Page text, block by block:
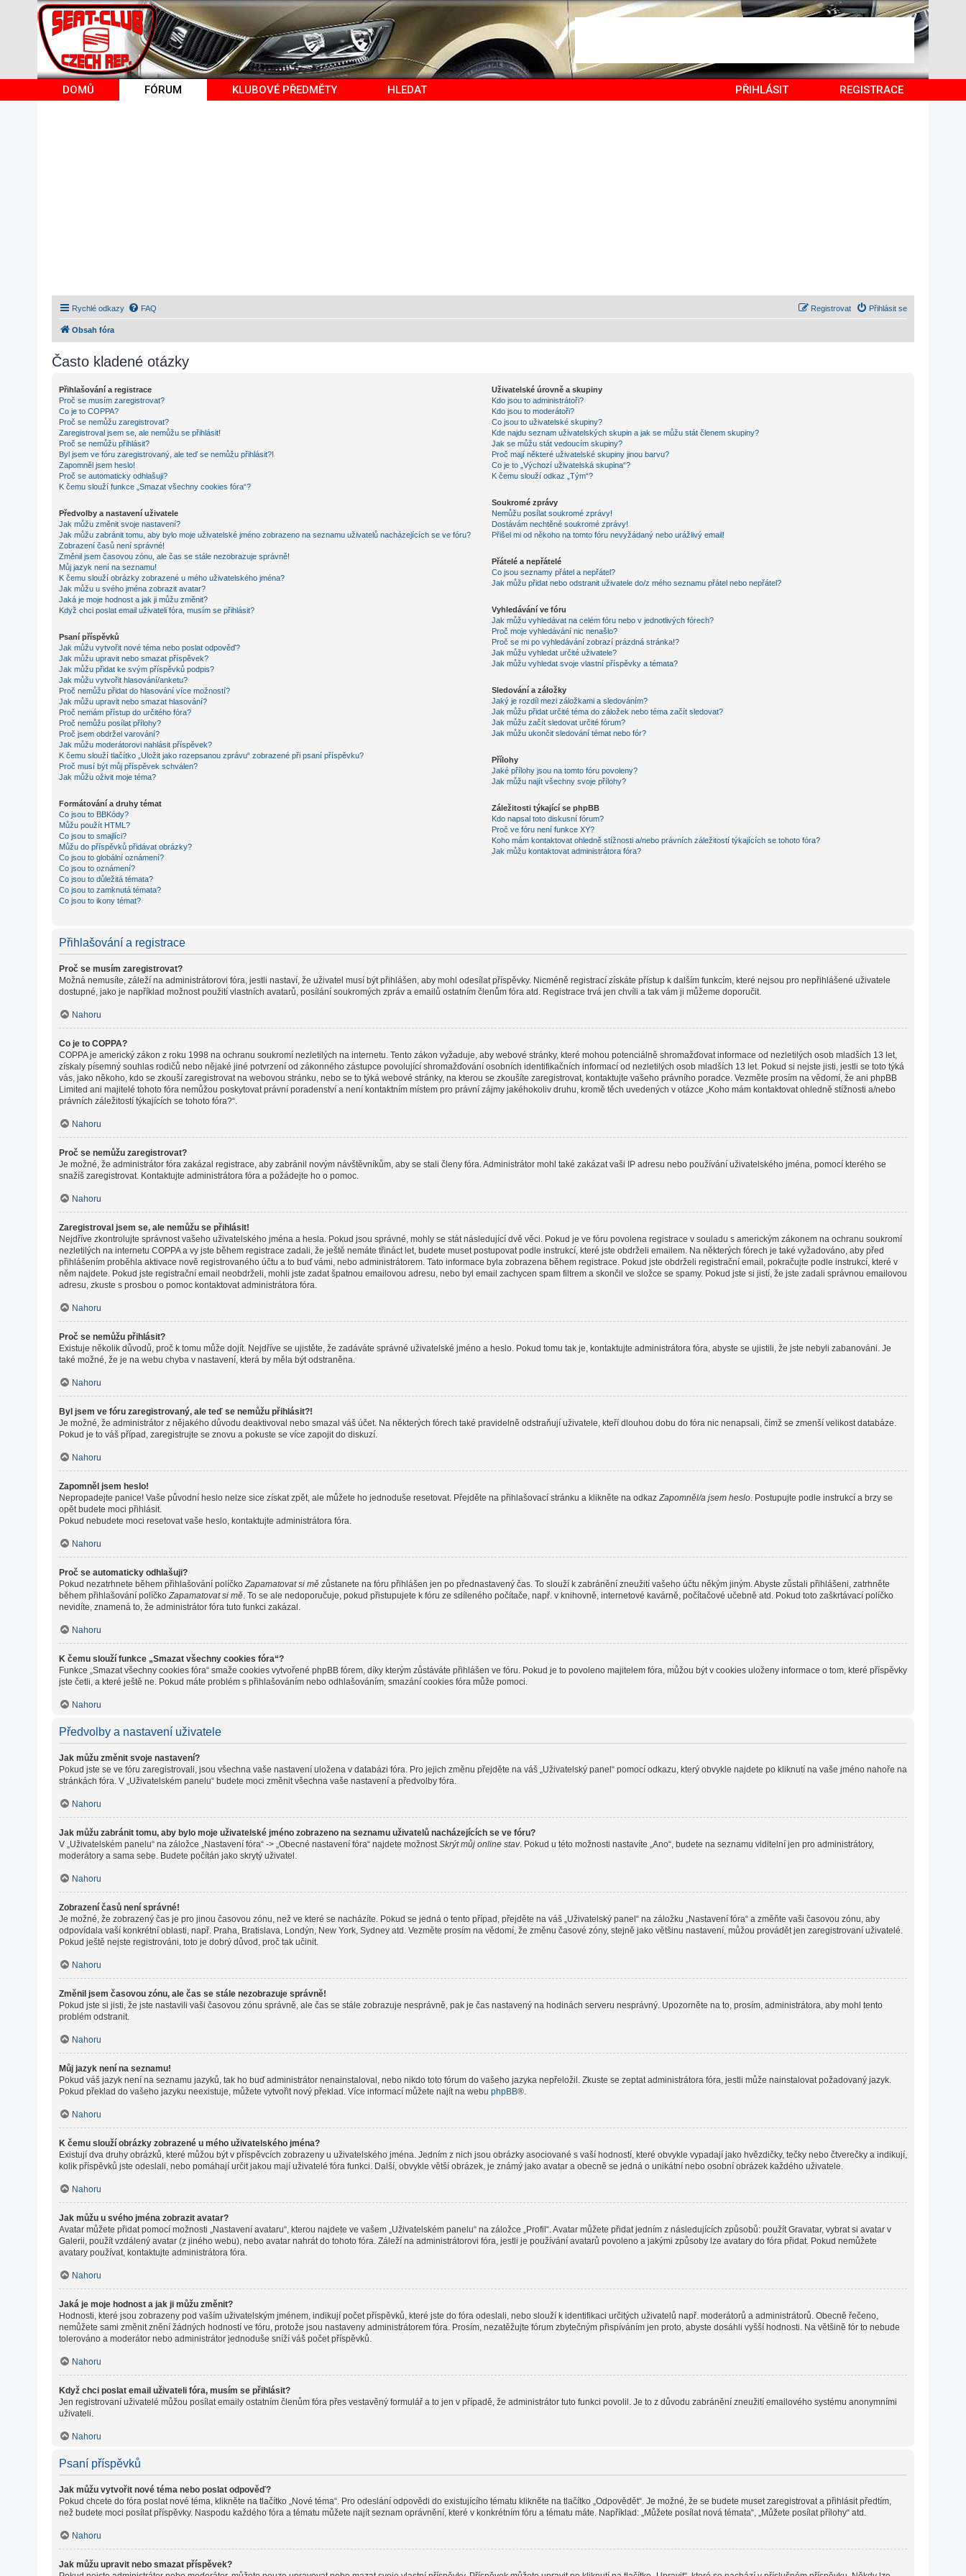
DOMŮ FÓRUM KLUBOVÉ PŘEDMĚTY HLEDAT PŘIHLÁSIT REGISTRACE
Rychlé odkazy FAQ Přihlásit se
Registrovat
Obsah fóra
Často kladené otázky
Přihlašování a registrace
Proč se musím zaregistrovat?
Co je to COPPA?
Proč se nemůžu zaregistrovat?
Zaregistroval jsem se, ale nemůžu se přihlásit!
Proč se nemůžu přihlásit?
Byl jsem ve fóru zaregistrovaný, ale teď se nemůžu přihlásit?!
Zapomněl jsem heslo!
Proč se automaticky odhlašuji?
K čemu slouží funkce „Smazat všechny cookies fóra“?
Předvolby a nastavení uživatele
Jak můžu změnit svoje nastavení?
Jak můžu zabránit tomu, aby bylo moje uživatelské jméno zobrazeno na seznamu uživatelů nacházejících se ve fóru?
Zobrazení časů není správné!
Změnil jsem časovou zónu, ale čas se stále nezobrazuje správně!
Můj jazyk není na seznamu!
K čemu slouží obrázky zobrazené u mého uživatelského jména?
Jak můžu u svého jména zobrazit avatar?
Jaká je moje hodnost a jak ji můžu změnit?
Když chci poslat email uživateli fóra, musím se přihlásit?
Psaní příspěvků
Jak můžu vytvořit nové téma nebo poslat odpověď?
Jak můžu upravit nebo smazat příspěvek?
Jak můžu přidat ke svým příspěvků podpis?
Jak můžu vytvořit hlasování/anketu?
Proč nemůžu přidat do hlasování více možností?
Jak můžu upravit nebo smazat hlasování?
Proč nemám přístup do určitého fóra?
Proč nemůžu posílat přílohy?
Proč jsem obdržel varování?
Jak můžu moderátorovi nahlásit příspěvek?
K čemu slouží tlačítko „Uložit jako rozepsanou zprávu“ zobrazené při psaní příspěvku?
Proč musí být můj příspěvek schválen?
Jak můžu oživit moje téma?
Formátování a druhy témat
Co jsou to BBKódy?
Můžu použít HTML?
Co jsou to smajlíci?
Můžu do příspěvků přidávat obrázky?
Co jsou to globální oznámení?
Co jsou to oznámení?
Co jsou to důležitá témata?
Co jsou to zamknutá témata?
Co jsou to ikony témat?
Uživatelské úrovně a skupiny
Kdo jsou to administrátoři?
Kdo jsou to moderátoři?
Co jsou to uživatelské skupiny?
Kde najdu seznam uživatelských skupin a jak se můžu stát členem skupiny?
Jak se můžu stát vedoucím skupiny?
Proč mají některé uživatelské skupiny jinou barvu?
Co je to „Výchozí uživatelská skupina“?
K čemu slouží odkaz „Tým“?
Soukromé zprávy
Nemůžu posílat soukromé zprávy!
Dostávám nechtěné soukromé zprávy!
Přišel mi od někoho na tomto fóru nevyžádaný nebo urážlivý email!
Přátelé a nepřátelé
Co jsou seznamy přátel a nepřátel?
Jak můžu přidat nebo odstranit uživatele do/z mého seznamu přátel nebo nepřátel?
Vyhledávání ve fóru
Jak můžu vyhledávat na celém fóru nebo v jednotlivých fórech?
Proč moje vyhledávání nic nenašlo?
Proč se mi po vyhledávání zobrazí prázdná stránka!?
Jak můžu vyhledat určité uživatele?
Jak můžu vyhledat svoje vlastní příspěvky a témata?
Sledování a záložky
Jaký je rozdíl mezi záložkami a sledováním?
Jak můžu přidat určité téma do záložek nebo téma začít sledovat?
Jak můžu začít sledovat určité fórum?
Jak můžu ukončit sledování témat nebo fór?
Přílohy
Jaké přílohy jsou na tomto fóru povoleny?
Jak můžu najít všechny svoje přílohy?
Záležitosti týkající se phpBB
Kdo napsal toto diskusní fórum?
Proč ve fóru není funkce XY?
Koho mám kontaktovat ohledně stížnosti a/nebo právních záležitostí týkajících se tohoto fóra?
Jak můžu kontaktovat administrátora fóra?
Přihlašování a registrace
Proč se musím zaregistrovat?
Možná nemusíte, záleží na administrátorovi fóra, jestli nastaví, že uživatel musí být přihlášen, aby mohl odesílat příspěvky. Nicméně registrací získáte přístup k dalším funkcím, které nejsou pro nepřihlášené uživatele
dostupné, jako je například možnost použití vlastních avatarů, posílání soukromých zpráv a emailů ostatním členům fóra atd. Registrace trvá jen chvíli a tak vám ji můžeme doporučit.
Nahoru
Co je to COPPA?
COPPA je americký zákon z roku 1998 na ochranu soukromí nezletilých na internetu. Tento zákon vyžaduje, aby webové stránky, které mohou potenciálně shromažďovat informace od nezletilých osob mladších 13 let,
získaly písemný souhlas rodičů nebo nějaké jiné potvrzení od zákonného zástupce povolující shromažďování osobních identifikačních informací od nezletilých osob mladších 13 let. Pokud si nejste jisti, jestli se toto týká
vás, jako někoho, kdo se zkouší zaregistrovat na webovou stránku, nebo se to týká webové stránky, na kterou se zkoušíte zaregistrovat, kontaktujte vašeho právního poradce. Vezměte prosím na vědomí, že ani phpBB
Limited ani majitelé tohoto fóra nemůžou poskytovat právní poradenství a není kontaktním místem pro právní zájmy jakéhokoliv druhu, kromě těch uvedených v otázce „Koho mám kontaktovat ohledně stížnosti a/nebo
právních záležitostí týkajících se tohoto fóra?“.
Nahoru
Proč se nemůžu zaregistrovat?
Je možné, že administrátor fóra zakázal registrace, aby zabránil novým návštěvníkům, aby se stali členy fóra. Administrátor mohl také zakázat vaši IP adresu nebo používání uživatelského jména, pomocí kterého se
snažíš zaregistrovat. Kontaktujte administrátora fóra a požádejte ho o pomoc.
Nahoru
Zaregistroval jsem se, ale nemůžu se přihlásit!
Nejdříve zkontrolujte správnost vašeho uživatelského jména a hesla. Pokud jsou správné, mohly se stát následující dvě věci. Pokud je ve fóru povolena registrace v souladu s americkým zákonem na ochranu soukromí
nezletilých na internetu COPPA a vy jste během registrace zadali, že ještě nemáte třináct let, budete muset postupovat podle instrukcí, které jste obdrželi emailem. Na některých fórech je také vyžadováno, aby před
přihlášením proběhla aktivace nově registrovaného účtu a to buď vámi, nebo administrátorem. Tato informace byla zobrazena během registrace. Pokud jste obdrželi registrační email, pokračujte podle instrukcí, které v
něm najdete. Pokud jste registrační email neobdrželi, mohli jste zadat špatnou emailovou adresu, nebo byl email zachycen spam filtrem a skončil ve složce se spamy. Pokud jste si jistí, že jste zadali správnou emailovou
adresu, zkuste s prosbou o pomoc kontaktovat administrátora fóra.
Nahoru
Proč se nemůžu přihlásit?
Existuje několik důvodů, proč k tomu může dojít. Nejdříve se ujistěte, že zadáváte správné uživatelské jméno a heslo. Pokud tomu tak je, kontaktujte administrátora fóra, abyste se ujistili, že jste nebyli zabanováni. Je
také možné, že je na webu chyba v nastavení, která by měla být odstraněna.
Nahoru
Byl jsem ve fóru zaregistrovaný, ale teď se nemůžu přihlásit?!
Je možné, že administrátor z nějakého důvodu deaktivoval nebo smazal váš účet. Na některých fórech také pravidelně odstraňují uživatele, kteří dlouhou dobu do fóra nic nenapsali, čímž se zmenší velikost databáze.
Pokud je to váš případ, zaregistrujte se znovu a pokuste se více zapojit do diskuzí.
Nahoru
Zapomněl jsem heslo!
Nepropadejte panice! Vaše původní heslo nelze sice získat zpět, ale můžete ho jednoduše resetovat. Přejděte na přihlašovací stránku a klikněte na odkazZapomněl/a jsem heslo. Postupujte podle instrukcí a brzy se
opět budete moci přihlásit.
Pokud nebudete moci resetovat vaše heslo, kontaktujte administrátora fóra.
Nahoru
Proč se automaticky odhlašuji?
Pokud nezatrhnete během přihlašování políčkoZapamatovat si mě zůstanete na fóru přihlášen jen po přednastavený čas. To slouží k zabránění zneužití vašeho účtu někým jiným. Abyste zůstali přihlášeni, zatrhněte
během přihlašování políčkoZapamatovat si mě. To se ale nedoporučuje, pokud přistupujete k fóru ze sdíleného počítače, např. v knihovně, internetové kavárně, počítačové učebně atd. Pokud toto zaškrtávací políčko
nevidíte, znamená to, že administrátor fóra tuto funkci zakázal.
Nahoru
K čemu slouží funkce „Smazat všechny cookies fóra“?
Funkce „Smazat všechny cookies fóra“ smaže cookies vytvořené phpBB fórem, díky kterým zůstáváte přihlášen ve fóru. Pokud je to povoleno majitelem fóra, můžou být v cookies uloženy informace o tom, které příspěvky
jste četli, a které ještě ne. Pokud máte problém s přihlašováním nebo odhlašováním, smazání cookies fóra může pomoci.
Nahoru
Předvolby a nastavení uživatele
Jak můžu změnit svoje nastavení?
Pokud jste se ve fóru zaregistrovali, jsou všechna vaše nastavení uložena v databázi fóra. Pro jejich změnu přejděte na váš „Uživatelský panel“ pomocí odkazu, který obvykle najdete po kliknutí na vaše jméno nahoře na
stránkách fóra. V „Uživatelském panelu“ budete moci změnit všechna vaše nastavení a předvolby fóra.
Nahoru
Jak můžu zabránit tomu, aby bylo moje uživatelské jméno zobrazeno na seznamu uživatelů nacházejících se ve fóru?
V „Uživatelském panelu“ na záložce „Nastavení fóra“ -> „Obecné nastavení fóra“ najdete možnostSkrýt můj online stav. Pokud u této možnosti nastavíte „Ano“, budete na seznamu viditelní jen pro administrátory,
moderátory a sama sebe. Budete počítán jako skrytý uživatel.
Nahoru
Zobrazení časů není správné!
Je možné, že zobrazený čas je pro jinou časovou zónu, než ve které se nacházíte. Pokud se jedná o tento případ, přejděte na váš „Uživatelský panel“ na záložku „Nastavení fóra“ a změňte vaši časovou zónu, aby
odpovídala vaší konkrétní oblasti, např. Praha, Bratislava, Londýn, New York, Sydney atd. Vezměte prosím na vědomí, že změnu časové zóny, stejně jako většinu nastavení, můžou provádět jen zaregistrovaní uživatelé.
Pokud ještě nejste registrováni, toto je dobrý důvod, proč tak učinit.
Nahoru
Změnil jsem časovou zónu, ale čas se stále nezobrazuje správně!
Pokud jste si jisti, že jste nastavili vaši časovou zónu správně, ale čas se stále zobrazuje nesprávně, pak je čas nastavený na hodinách serveru nesprávný. Upozorněte na to, prosím, administrátora, aby mohl tento
problém odstranit.
Nahoru
Můj jazyk není na seznamu!
Pokud váš jazyk není na seznamu jazyků, tak ho buď administrátor nenainstaloval, nebo nikdo toto fórum do vašeho jazyka nepřeložil. Zkuste se zeptat administrátora fóra, jestli může nainstalovat požadovaný jazyk.
Pokud překlad do vašeho jazyku neexistuje, můžete vytvořit nový překlad. Více informací můžete najít na webu phpBB®.
Nahoru
K čemu slouží obrázky zobrazené u mého uživatelského jména?
Existují dva druhy obrázků, které můžou být v příspěvcích zobrazeny u uživatelského jména. Jedním z nich jsou obrázky asociované s vaší hodností, které obvykle vypadají jako hvězdičky, tečky nebo čtverečky a indikují,
kolik příspěvků jste odeslali, nebo pomáhají určit jakou mají uživatelé fóra funkci. Další, obvykle větší obrázek, je známý jako avatar a obecně se jedná o unikátní nebo osobní obrázek každého uživatele.
Nahoru
Jak můžu u svého jména zobrazit avatar?
Avatar můžete přidat pomocí možnosti „Nastavení avataru“, kterou najdete ve vašem „Uživatelském panelu“ na záložce „Profil“. Avatar můžete přidat jedním z následujících způsobů: použít Gravatar, vybrat si avatar v
Galerii, použít vzdálený avatar (z jiného webu), nebo avatar nahrát do tohoto fóra. Záleží na administrátorovi fóra, jestli je používání avatarů povoleno a jakými způsoby lze avatary do fóra přidat. Pokud nemůžete
avatary používat, kontaktujte administrátora fóra.
Nahoru
Jaká je moje hodnost a jak ji můžu změnit?
Hodnosti, které jsou zobrazeny pod vaším uživatelským jménem, indikují počet příspěvků, které jste do fóra odeslali, nebo slouží k identifikaci určitých uživatelů např. moderátorů a administrátorů. Obecně řečeno,
nemůžete sami změnit znění žádných hodností ve fóru, protože jsou nastaveny administrátorem fóra. Prosím, nezatěžujte fórum zbytečným přispíváním jen proto, abyste dosáhli vyšší hodnosti. Na většině fór to nebude
tolerováno a moderátor nebo administrátor jednoduše sníží váš počet příspěvků.
Nahoru
Když chci poslat email uživateli fóra, musím se přihlásit?
Jen registrovaní uživatelé můžou posílat emaily ostatním členům fóra přes vestavěný formulář a to jen v případě, že administrátor tuto funkci povolil. Je to z důvodu zabránění zneužití emailového systému anonymními
uživateli.
Nahoru
Psaní příspěvků
Jak můžu vytvořit nové téma nebo poslat odpověď?
Pokud chcete do fóra poslat nové téma, klikněte na tlačítko „Nové téma“. Pro odeslání odpovědi do existujícího tématu klikněte na tlačítko „Odpovědět“. Je možné, že se budete muset zaregistrovat a přihlásit předtím,
než budete moci posílat příspěvky. Naspodu každého fóra a tématu můžete najít seznam oprávnění, které v konkrétním fóru a tématu máte. Například: „Můžete posílat nová témata“, „Můžete posílat přílohy“ atd.
Nahoru
Jak můžu upravit nebo smazat příspěvek?